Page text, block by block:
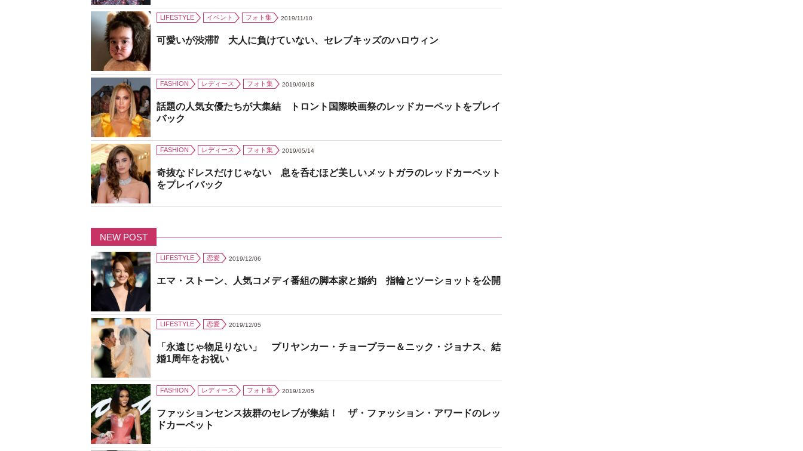
LIFESTYLE イベント フォト集 2019/11/10
可愛いが渋滞⁉ 大人に負けていない、セレブキッズのハロウィン
FASHION レディース フォト集 2019/09/18
話題の人気女優たちが大集結 トロント国際映画祭のレッドカーペットをプレイ
バック
FASHION レディース フォト集 2019/05/14
奇抜なドレスだけじゃない 息を呑むほど美しいメットガラのレッドカーペット
をプレイバック
NEW POST
LIFESTYLE 恋愛 2019/12/06
エマ・ストーン、人気コメディ番組の脚本家と婚約 指輪とツーショットを公開
LIFESTYLE 恋愛 2019/12/05
「永遠じゃ物足りない」 プリヤンカー・チョープラー＆ニック・ジョナス、結
婚1周年をお祝い
FASHION レディース フォト集 2019/12/05
ファッションセンス抜群のセレブが集結！ ザ・ファッション・アワードのレッ
ドカーペット